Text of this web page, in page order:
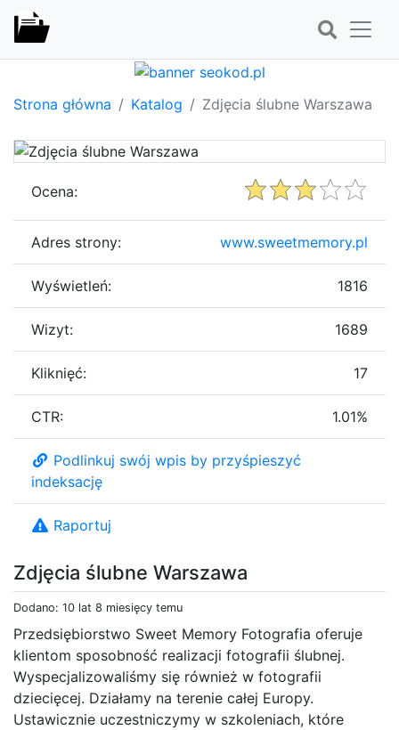
Strona główna Katalog Zdjęcia ślubne Warszawa
Zdjęcia ślubne Warszawa
Dodano: 10 lat 8 miesięcy temu
Przedsiębiorstwo Sweet Memory Fotografia oferuje
klientom sposobność realizacji fotografii ślubnej.
Wyspecjalizowaliśmy się również w fotografii
dziecięcej. Działamy na terenie całej Europy.
Ustawicznie uczestniczymy w szkoleniach, które
Ocena:
Adres strony: www.sweetmemory.pl
Wyświetleń: 1816
Wizyt: 1689
Kliknięć: 17
CTR: 1.01%
Podlinkuj swój wpis by przyśpieszyć
indeksację
Raportuj